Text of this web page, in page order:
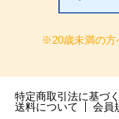
※20歳未満の方
特定商取引法に基づ
送料について
会員